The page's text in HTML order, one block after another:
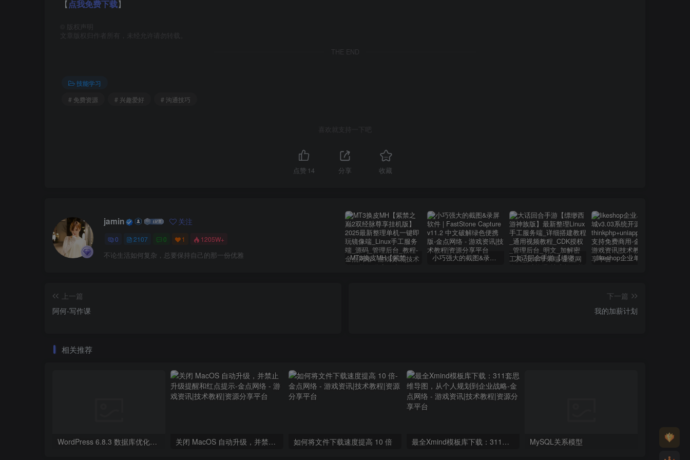
【点我免费下载】
版权声明
文章版权归作者所有，未经允许请勿转载。
THE END
技能学习
# 免费资源
# 兴趣爱好 # 沟通技巧
喜欢就支持一下吧
点赞 14 分享 收藏
jamin 关注
0 2107 0 1 1205W+
不论生活如何复杂，总要保持自己的那一份优雅 MT3换皮MH【紫禁之巅2双经脉尊享挂机版】2025最新整理单机一键即玩镜像端_Linux手工服务端_源码_管理后台_教程 小巧强大的截图&录屏软件 | FastStone Capture v11.2 中文破解绿色便携版 大话回合手游【缥缈西游神族版】最新整理Linux手工服务端_详细搭建教程_通用视频教程_CDK授权_管理后台_明文_加解密工具_安卓苹果端
上一篇
阿何-写作课
下一篇
我的加薪计划
相关推荐
WordPress 6.8.3 数据库优化与清理方案 关闭 MacOS 自动升级，并禁止升级提醒和红点提示 如何将文件下载速度提高 10 倍 最全Xmind模板库下载：311套思维导图，从个人规划到企业战略 MySQL关系模型 动态加载